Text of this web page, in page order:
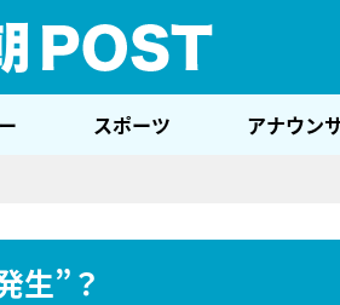
スポーツ アナウン
生”？